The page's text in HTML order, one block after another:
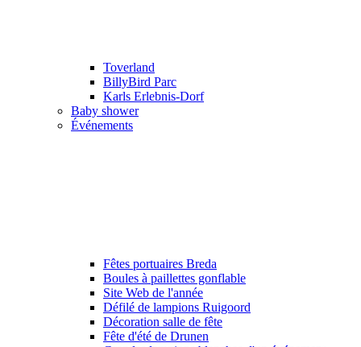
Toverland
BillyBird Parc
Karls Erlebnis-Dorf
Baby shower
Événements
Fêtes portuaires Breda
Boules à paillettes gonflable
Site Web de l'année
Défilé de lampions Ruigoord
Décoration salle de fête
Fête d'été de Drunen